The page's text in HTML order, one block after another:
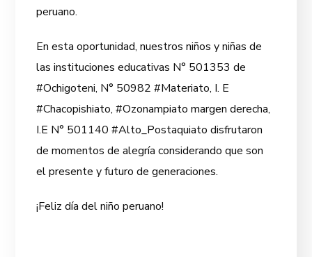
peruano.
En esta oportunidad, nuestros niños y niñas de
las instituciones educativas N° 501353 de
#Ochigoteni, N° 50982 #Materiato, I. E
#Chacopishiato, #Ozonampiato margen derecha,
I.E N° 501140 #Alto_Postaquiato disfrutaron
de momentos de alegría considerando que son
el presente y futuro de generaciones.
¡Feliz día del niño peruano!